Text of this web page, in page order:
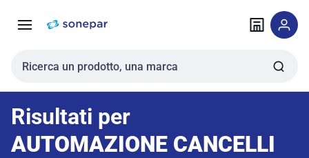
navigazione alla
Cerca input
Risultati per
AUTOMAZIONE CANCELLI